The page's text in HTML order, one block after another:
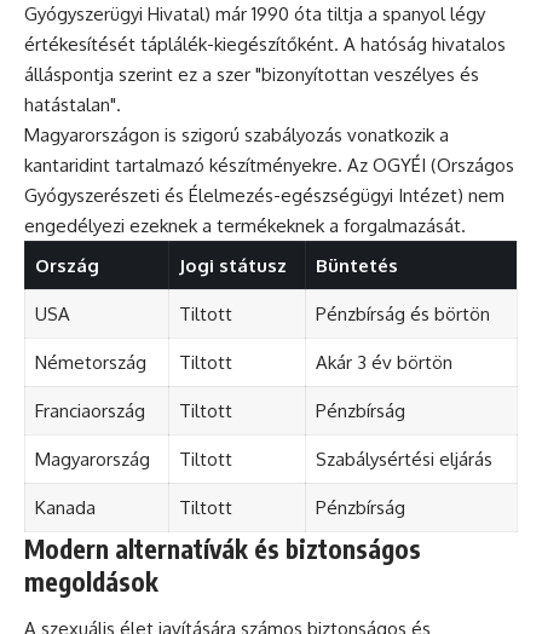
Gyógyszerügyi Hivatal) már 1990 óta tiltja a spanyol légy
értékesítését táplálék-kiegészítőként. A hatóság hivatalos
álláspontja szerint ez a szer "bizonyítottan veszélyes és
hatástalan".
Magyarországon is szigorú szabályozás vonatkozik a
kantaridint tartalmazó készítményekre. Az OGYÉI (Országos
Gyógyszerészeti és Élelmezés-egészségügyi Intézet) nem
engedélyezi ezeknek a termékeknek a forgalmazását.
Ország
Jogi státusz Büntetés
USA Tiltott Pénzbírság és börtön
Németország Tiltott Akár 3 év börtön
Franciaország Tiltott Pénzbírság
Magyarország Tiltott Szabálysértési eljárás
Kanada Tiltott Pénzbírság
Modern alternatívák és biztonságos
megoldások
A szexuális élet javítására számos biztonságos és